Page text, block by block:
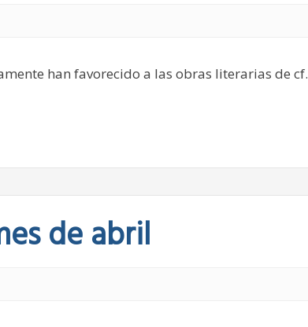
han favorecido a las obras literarias de cf.
de abril